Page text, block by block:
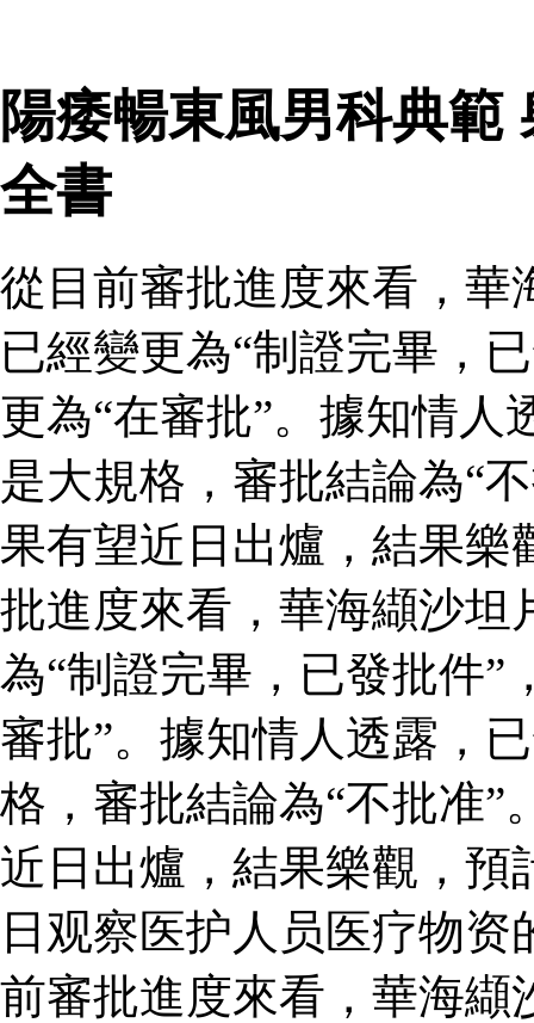
陽痿暢東風男科典範
全書
從目前審批進度來看，華
已經變更為“制證完畢，
更為“在審批”。據知情
是大規格，審批結論為“
果有望近日出爐，結果樂
批進度來看，華海纈沙坦
為“制證完畢，已發批件”
審批”。據知情人透露，
格，審批結論為“不批准”
近日出爐，結果樂觀，預
日观察医护人员医疗物
前審批進度來看，華海纈